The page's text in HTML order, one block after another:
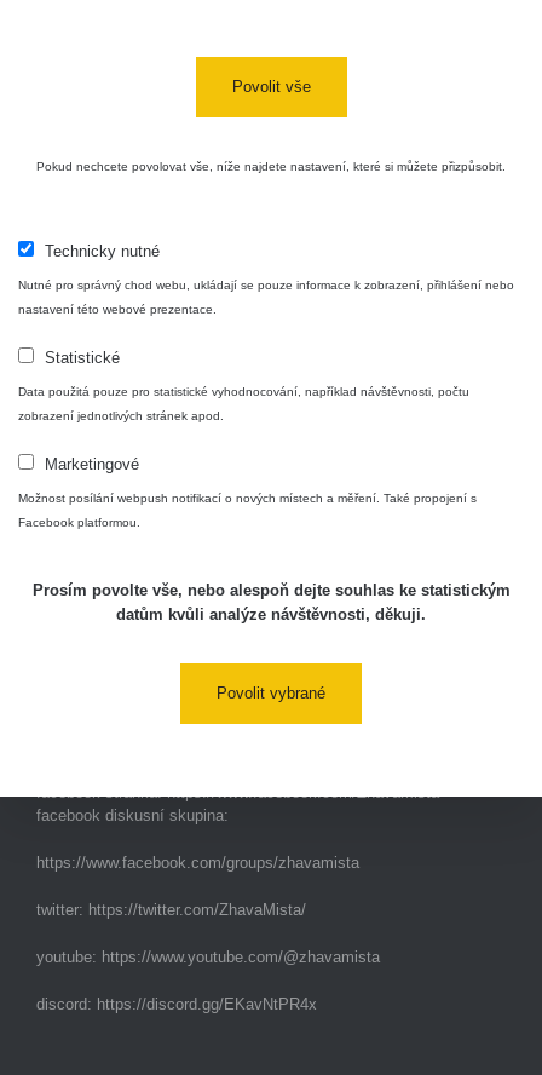
Aplikace pro prezentaci občanských měření
radiation@zhavamista.cz
facebook stránka:https://www.facebook.com/ZhavaMista
facebook diskusní skupina:
https://www.facebook.com/groups/zhavamista
twitter: https://twitter.com/ZhavaMista/
youtube: https://www.youtube.com/@zhavamista
discord: https://discord.gg/EKavNtPR4x
O nás
Podpořte nás
Kontakt
Povolit vše
Pokud nechcete povolovat vše, níže najdete nastavení, které si můžete přizpůsobit.
Technicky nutné
Nutné pro správný chod webu, ukládají se pouze informace k zobrazení, přihlášení nebo
nastavení této webové prezentace.
Statistické
Data použitá pouze pro statistické vyhodnocování, například návštěvnosti, počtu
zobrazení jednotlivých stránek apod.
Marketingové
Možnost posílání webpush notifikací o nových místech a měření. Také propojení s
Facebook platformou.
Prosím povolte vše, nebo alespoň dejte souhlas ke statistickým
datům kvůli analýze návštěvnosti, děkuji.
Povolit vybrané